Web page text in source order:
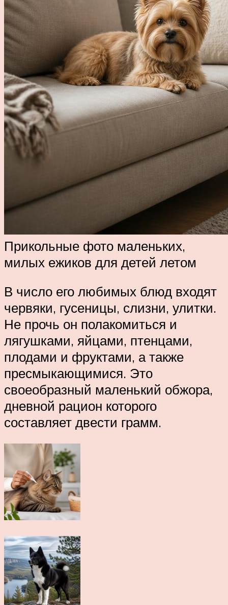
Прикольные фото маленьких,
милых ежиков для детей летом
В число его любимых блюд входят
червяки, гусеницы, слизни, улитки.
Не прочь он полакомиться и
лягушками, яйцами, птенцами,
плодами и фруктами, а также
пресмыкающимися. Это
своеобразный маленький обжора,
дневной рацион которого
составляет двести грамм.